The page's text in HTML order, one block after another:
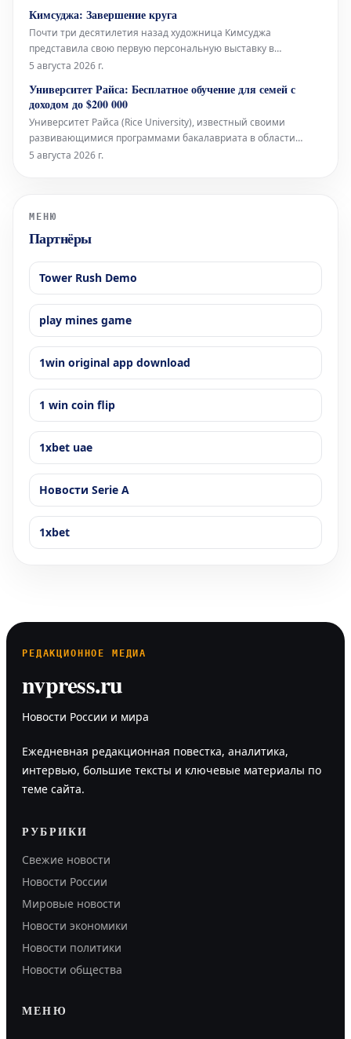
«вмешательства» Спенсера Финча — небольшие,
раскрашенные и коллажированные чудеса, созда
Кимсуджа: Завершение круга
Почти три десятилетия назад художница Кимсуджа
представила свою первую персональную выставку в
Северной Америке под названием «Поле прачечной/Вшивая
Оквилла — музее современного искусства в богатом городе
на озере Онтарио, располож
5 августа 2026 г.
Университет Райса: Бесплатное обучение для семей с
доходом до $200 000
Университет Райса (Rice University), известный своими
развивающимися программами бакалавриата в области
искусств, объявил о значительном расширении своей
5 августа 2026 г.
МЕНЮ
Партнёры
Tower Rush Demo
play mines game
1win original app download
1 win coin flip
1xbet uae
Новости Serie A
1xbet
РЕДАКЦИОННОЕ МЕДИА
nvpress.ru
Новости России и мира
Ежедневная редакционная повестка, аналитика,
интервью, большие тексты и ключевые материалы по
теме сайта.
РУБРИКИ
Свежие новости
Новости России
Мировые новости
Новости экономики
Новости политики
Новости общества
МЕНЮ